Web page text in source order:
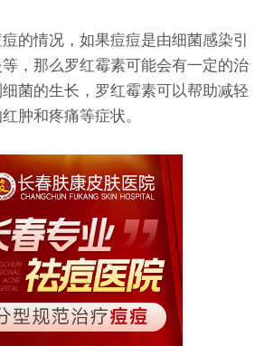
情况，如果痘痘是由细菌感染引
，那么罗红霉素可能会有一定的治
菌的生长，罗红霉素可以帮助减轻
肿和疼痛等症状。